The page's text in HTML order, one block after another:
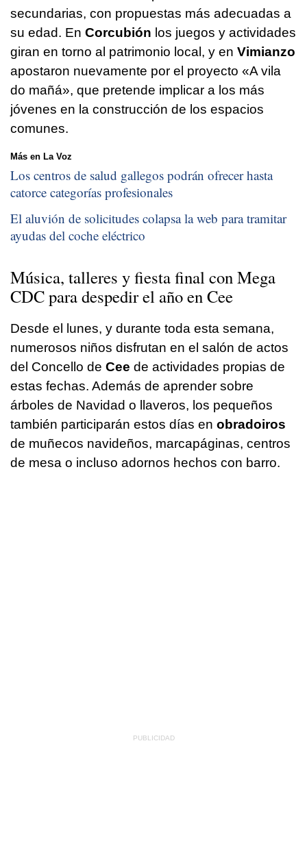
secundarias, con propuestas más adecuadas a
su edad. En Corcubión los juegos y actividades
giran en torno al patrimonio local, y en Vimianzo
apostaron nuevamente por el proyecto «A vila
do mañá», que pretende implicar a los más
jóvenes en la construcción de los espacios
comunes.
Más en La Voz
Los centros de salud gallegos podrán ofrecer hasta
catorce categorías profesionales
El aluvión de solicitudes colapsa la web para tramitar
ayudas del coche eléctrico
Música, talleres y fiesta final con Mega
CDC para despedir el año en Cee
Desde el lunes, y durante toda esta semana,
numerosos niños disfrutan en el salón de actos
del Concello de Cee de actividades propias de
estas fechas. Además de aprender sobre
árboles de Navidad o llaveros, los pequeños
también participarán estos días en obradoiros
de muñecos navideños, marcapáginas, centros
de mesa o incluso adornos hechos con barro.